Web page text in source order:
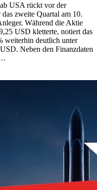
USA rückt vor der
zweite Quartal am 10.
Während die Aktie
USD kletterte, notiert das
weiterhin deutlich unter
Neben den Finanzdaten